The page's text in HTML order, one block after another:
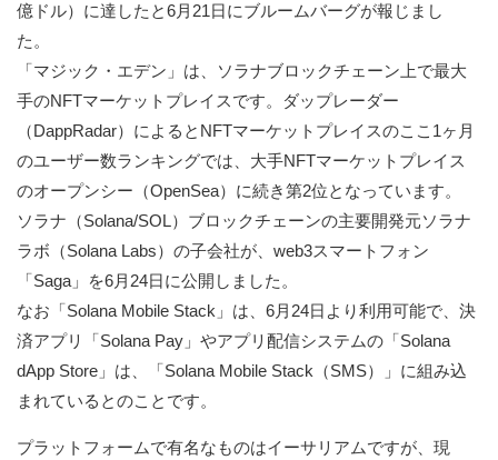
億ドル）に達したと6月21日にブルームバーグが報じまし
た。
「マジック・エデン」は、ソラナブロックチェーン上で最大
手のNFTマーケットプレイスです。ダップレーダー
（DappRadar）によるとNFTマーケットプレイスのここ1ヶ月
のユーザー数ランキングでは、大手NFTマーケットプレイス
のオープンシー（OpenSea）に続き第2位となっています。
ソラナ（Solana/SOL）ブロックチェーンの主要開発元ソラナ
ラボ（Solana Labs）の子会社が、web3スマートフォン
「Saga」を6月24日に公開しました。
なお「Solana Mobile Stack」は、6月24日より利用可能で、決
済アプリ「Solana Pay」やアプリ配信システムの「Solana
dApp Store」は、「Solana Mobile Stack（SMS）」に組み込
まれているとのことです。
プラットフォームで有名なものはイーサリアムですが、現